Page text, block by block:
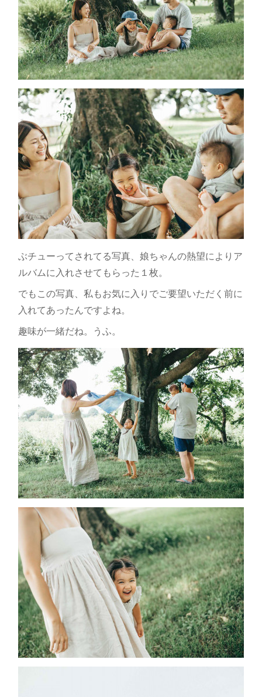
ぶチューってされてる写真、娘ちゃんの熱望によりア
ルバムに入れさせてもらった１枚。
でもこの写真、私もお気に入りでご要望いただく前に
入れてあったんですよね。
趣味が一緒だね。うふ。